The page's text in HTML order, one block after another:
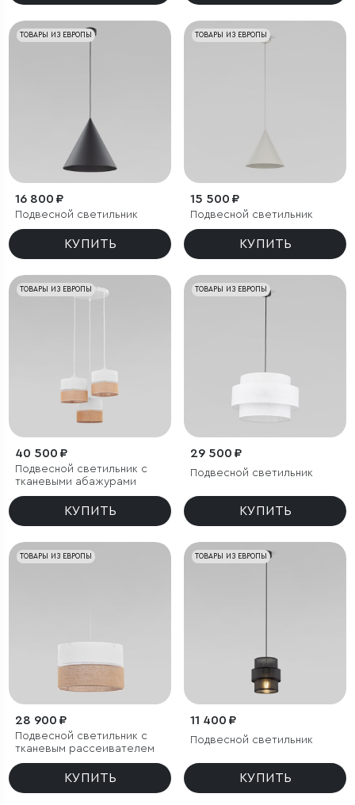
ТОВАРЫ ИЗ ЕВРОПЫ
16 800 ₽
Подвесной светильник
КУПИТЬ
ТОВАРЫ ИЗ ЕВРОПЫ
15 500 ₽
Подвесной светильник
КУПИТЬ
ТОВАРЫ ИЗ ЕВРОПЫ
40 500 ₽
Подвесной светильник с
тканевыми абажурами
КУПИТЬ
ТОВАРЫ ИЗ ЕВРОПЫ
29 500 ₽
Подвесной светильник
КУПИТЬ
ТОВАРЫ ИЗ ЕВРОПЫ
28 900 ₽
Подвесной светильник с
тканевым рассеивателем
КУПИТЬ
ТОВАРЫ ИЗ ЕВРОПЫ
11 400 ₽
Подвесной светильник
КУПИТЬ